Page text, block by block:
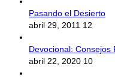
Pasando el Desierto
abril 29, 2011 12
Devocional: Consejos
abril 22, 2020 10